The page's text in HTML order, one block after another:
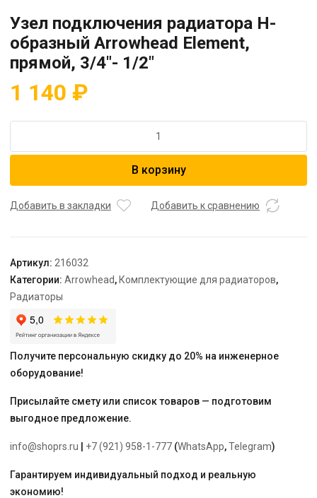
Узел подключения радиатора H-
образный Arrowhead Element,
прямой, 3/4″- 1/2″
1 140 ₽
Узел
H-
прямой,
3/4"-
1/2"
В корзину
Добавить в закладки Добавить к сравнению
Артикул: 216032
Категории: Arrowhead, Комплектующие для радиаторов,
Радиаторы
Получите персональную скидку до 20% на инженерное
оборудование!
Присылайте смету или список товаров — подготовим
выгодное предложение.
info@shoprs.ru +7 (921) 958-1-777 (WhatsApp,Telegram)
Гарантируем индивидуальный подход и реальную
экономию!